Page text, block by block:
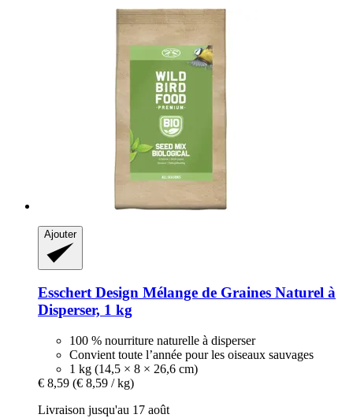
Ajouter
Esschert Design Mélange de Graines Naturel à
Disperser, 1 kg
100 % nourriture naturelle à disperser
Convient toute l’année pour les oiseaux sauvages
1 kg (14,5 × 8 × 26,6 cm)
€ 8,59 (€ 8,59 / kg)
Livraison jusqu'au 17 août